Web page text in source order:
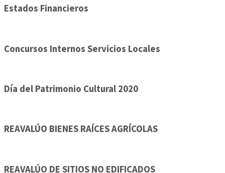
Estados Financieros
Concursos Internos Servicios Locales
Día del Patrimonio Cultural 2020
REAVALÚO BIENES RAÍCES AGRÍCOLAS
REAVALÚO DE SITIOS NO EDIFICADOS